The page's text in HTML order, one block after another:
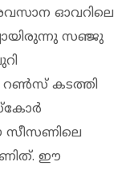
ഓവറിലെ
സഞ്ജു
റൺസ് കടത്തി
സ്കോര്‍
സീസണിലെ
ഈ